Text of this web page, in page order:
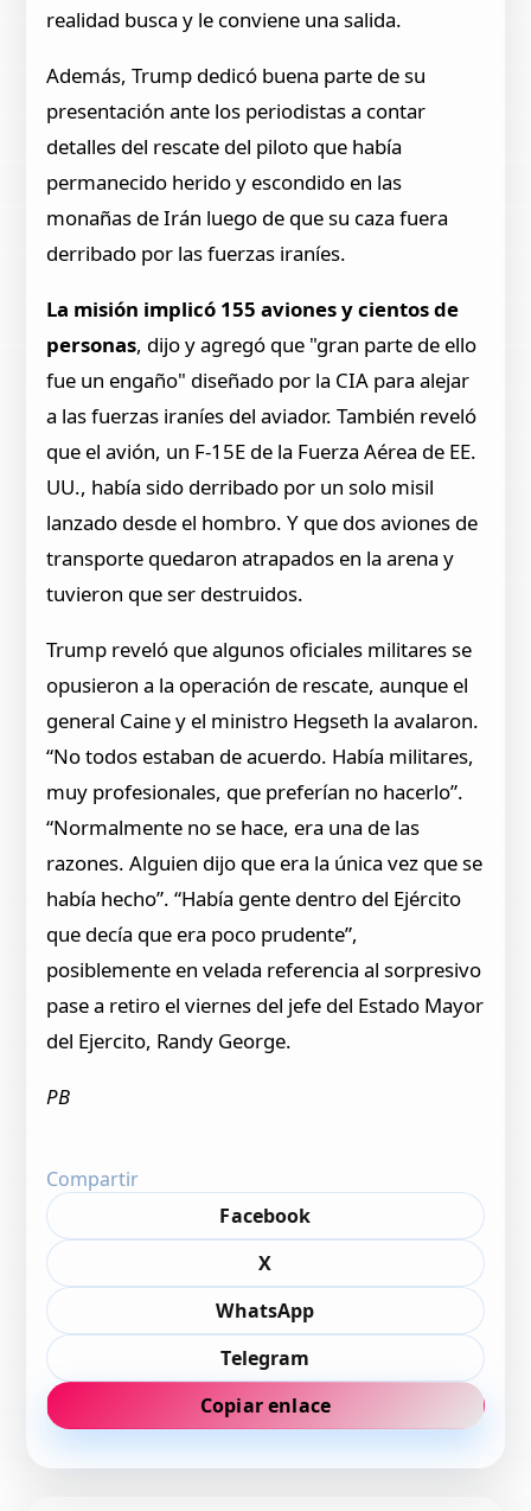
realidad busca y le conviene una salida.
Además, Trump dedicó buena parte de su
presentación ante los periodistas a contar
detalles del rescate del piloto que había
permanecido herido y escondido en las
monañas de Irán luego de que su caza fuera
derribado por las fuerzas iraníes.
La misión implicó 155 aviones y cientos de
personas, dijo y agregó que "gran parte de ello
fue un engaño" diseñado por la CIA para alejar
a las fuerzas iraníes del aviador. También reveló
que el avión, un F-15E de la Fuerza Aérea de EE.
UU., había sido derribado por un solo misil
lanzado desde el hombro. Y que dos aviones de
transporte quedaron atrapados en la arena y
tuvieron que ser destruidos.
Trump reveló que algunos oficiales militares se
opusieron a la operación de rescate, aunque el
general Caine y el ministro Hegseth la avalaron.
“No todos estaban de acuerdo. Había militares,
muy profesionales, que preferían no hacerlo”.
“Normalmente no se hace, era una de las
razones. Alguien dijo que era la única vez que se
había hecho”. “Había gente dentro del Ejército
que decía que era poco prudente”,
posiblemente en velada referencia al sorpresivo
pase a retiro el viernes del jefe del Estado Mayor
del Ejercito, Randy George.
PB
Compartir
Facebook
X
WhatsApp
Telegram
Copiar enlace